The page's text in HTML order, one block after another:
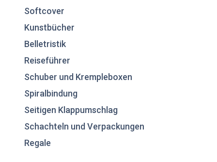
Softcover
Kunstbücher
Belletristik
Reiseführer
Schuber und Krempleboxen
Spiralbindung
Seitigen Klappumschlag
Schachteln und Verpackungen
Regale